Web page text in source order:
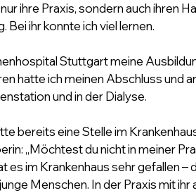
ihre Praxis, sondern auch ihren
Bei ihr konnte ich viel lernen.
Stuttgart meine
hatte ich meinen Abschluss und
und in der Dialyse.
bereits eine Stelle im
„Möchtest du nicht in meiner
es im Krankenhaus sehr gefallen –
Menschen. In der Praxis mit ihr